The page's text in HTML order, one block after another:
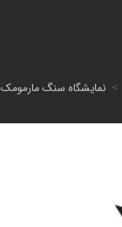
> نمایشگاه سنگ مارمومک 2023 (MARMOMAC) در ورونا ایتالیا